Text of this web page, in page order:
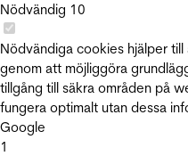
Nödvändig 10
Nödvändiga cookies hjälper
genom att möjliggöra
tillgång till säkra områden på
fungera optimalt utan dessa
Google
1